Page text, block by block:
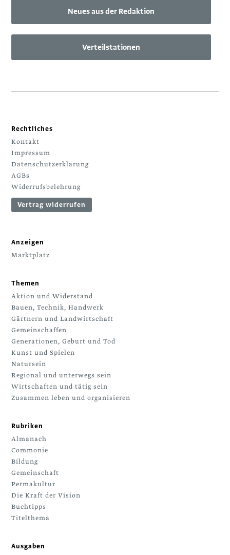
Neues aus der Redaktion
Verteilstationen
Rechtliches
Kontakt
Impressum
Datenschutzerklärung
AGBs
Widerrufsbelehrung
Vertrag widerrufen
Anzeigen
Marktplatz
Themen
Aktion und Widerstand
Bauen, Technik, Handwerk
Gärtnern und Landwirtschaft
Gemeinschaffen
Generationen, Geburt und Tod
Kunst und Spielen
Natursein
Regional und unterwegs sein
Wirtschaften und tätig sein
Zusammen leben und organisieren
Rubriken
Almanach
Commonie
Bildung
Gemeinschaft
Permakultur
Die Kraft der Vision
Buchtipps
Titelthema
Ausgaben